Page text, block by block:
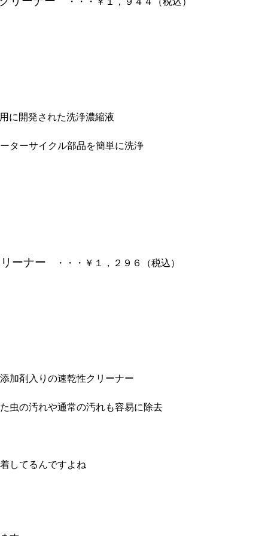
開発された洗浄濃縮液
ターサイクル部品を簡単に洗浄
ーナー ・・・￥１，２９６（税込）
加剤入りの速乾性クリーナー
虫の汚れや通常の汚れも容易に除去
してるんですよね